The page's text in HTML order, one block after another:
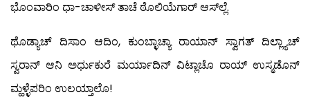
ಭೊಂವಾರಿಂ ಧಾ-ಚಾಳೀಸ್ ತಾಚೆ ಠೊಲಿಯೆಗಾರ್ ಆಸ್‍ಲ್ಲೆ.
ಥೊಡ್ಯಾಚ್ ದಿಸಾಂ ಆದಿಂ, ಕುಂಬ್ಳಾಚ್ಯಾ ರಾಯಾನ್ ಸ್ವಾಗತ್ ದಿಲ್ಲ್ಯಾಚ್
ಸ್ವರಾನ್ ಆನಿ ಅರ್ಧುಕುರೆ ಮರ್ಯಾದಿನ್ ವಿಟ್ಲಾಚೊ ರಾಯ್ ಉಸ್ಮಡೊನ್
ಮ್ಹಳ್ಳೆಪರಿಂ ಉಲಯ್ತಾಲೊ!